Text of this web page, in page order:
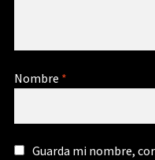
Nombre *
Guarda mi nombre,